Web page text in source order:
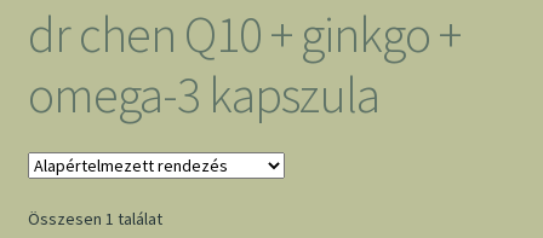
dr chen Q10 + ginkgo +
omega-3 kapszula
Összesen 1 találat